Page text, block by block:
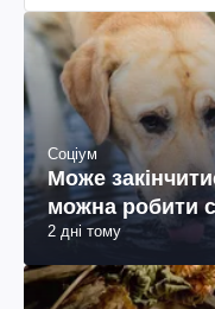
Соціум
Може
можна робити
2 дні тому